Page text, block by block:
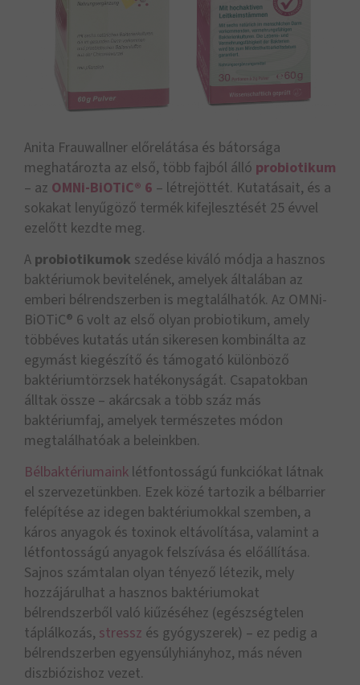
Anita Frauwallner előrelátása és bátorsága
meghatározta az első, több fajból álló probiotikum
– az OMNi-BiOTiC® 6 – létrejöttét. Kutatásait, és a
sokakat lenyűgöző termék kifejlesztését 25 évvel
ezelőtt kezdte meg.
A probiotikumok szedése kiváló módja a hasznos
baktériumok bevitelének, amelyek általában az
emberi bélrendszerben is megtalálhatók. Az OMNi-
BiOTiC® 6 volt az első olyan probiotikum, amely
többéves kutatás után sikeresen kombinálta az
egymást kiegészítő és támogató különböző
baktériumtörzsek hatékonyságát. Csapatokban
álltak össze – akárcsak a több száz más
baktériumfaj, amelyek természetes módon
megtalálhatóak a beleinkben.
Bélbaktériumaink létfontosságú funkciókat látnak
el szervezetünkben. Ezek közé tartozik a bélbarrier
felépítése az idegen baktériumokkal szemben, a
káros anyagok és toxinok eltávolítása, valamint a
létfontosságú anyagok felszívása és előállítása.
Sajnos számtalan olyan tényező létezik, mely
hozzájárulhat a hasznos baktériumokat
bélrendszerből való kiűzéséhez (egészségtelen
táplálkozás, stressz és gyógyszerek) – ez pedig a
bélrendszerben egyensúlyhiányhoz, más néven
diszbiózishoz vezet.